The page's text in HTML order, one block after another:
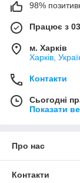
98%
Працює з
м. Харків
Харків,
Контакти
Сьогодні
Показати
Про нас
Контакти